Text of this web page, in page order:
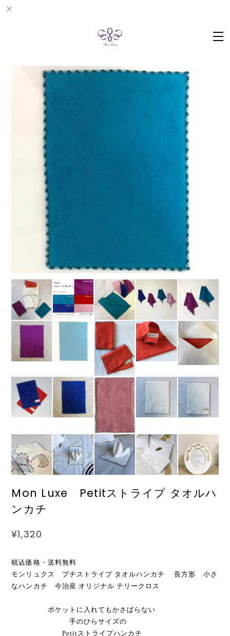
Mon Luxe Petitストライプ タオルハ
ンカチ
¥1,320
税込価格・送料無料
なハンカチ 今治産 オリジナル テリークロス
ポケットに入れてもかさばらない